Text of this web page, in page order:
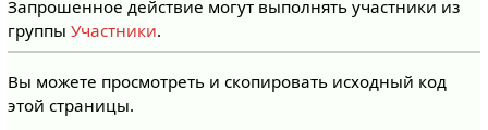
Запрошенное действие могут выполнять участники из
группы Участники.
Вы можете просмотреть и скопировать исходный код
этой страницы.